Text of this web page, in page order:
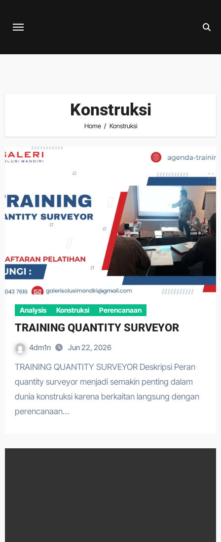
Konstruksi
Home Konstruksi
Analysis Konstruksi Perencanaan
TRAINING QUANTITY SURVEYOR
4dm1n Jun 22, 2026
TRAINING QUANTITY SURVEYOR Deskripsi Peran
quantity surveyor menjadi semakin penting dalam
dunia konstruksi karena berkaitan langsung dengan
perencanaan…